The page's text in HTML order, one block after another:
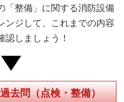
「整備」に関する消防設備
ンジして、これまでの内容
認しましょう！
去問（点検・整備）